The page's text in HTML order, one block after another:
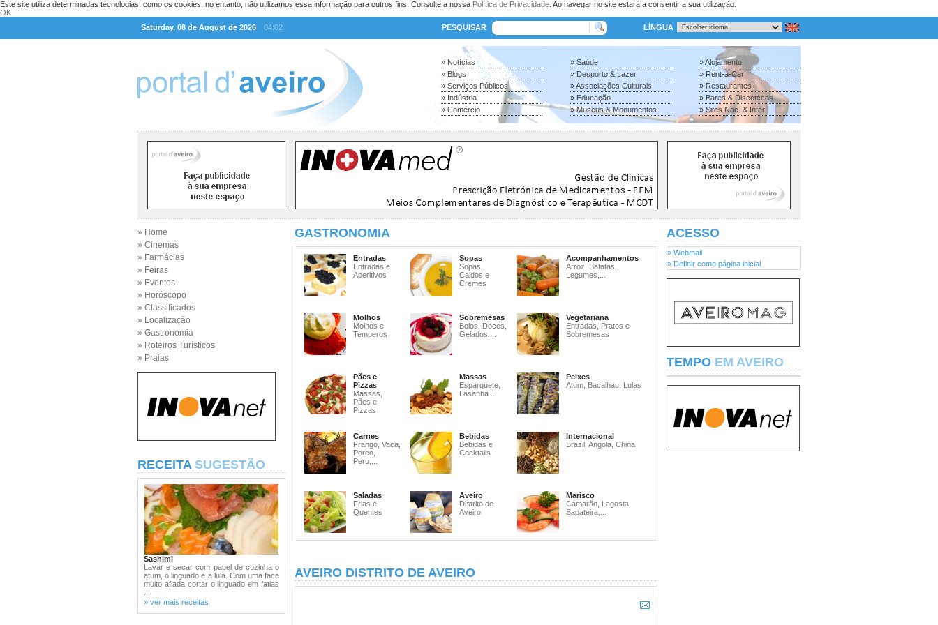
Este site utiliza determinadas tecnologias, como os cookies, no entanto, não utilizamos essa informação para outros fins. Consulte a nossa Política de Privacidade . Ao navegar no site estará a consentir a sua utilização.
OK
Saturday, 08 de August de 2026
04:02 PESQUISAR LÍNGUA
» Notícias
» Blogs
» Serviços Públicos
» Indústria
» Comércio
» Saúde
» Desporto & Lazer
» Associações Culturais
» Educação
» Museus & Monumentos
» Alojamento
» Rent-a-Car
» Restaurantes
» Bares & Discotecas
» Sites Nac. & Inter.
» Home
» Cinemas
» Farmácias
» Feiras
» Eventos
» Horóscopo
» Classificados
» Localização
» Gastronomia
» Roteiros Turísticos
» Praias
RECEITA SUGESTÃO
Sashimi
Lavar e secar com papel de cozinha o
atum, o linguado e a lula. Com uma faca
muito afiada cortar o linguado em fatias
» ver mais receitas
GASTRONOMIA
Entradas
Entradas e
Aperitivos
Sopas
Sopas,
Caldos e
Cremes
Acompanhamentos
Arroz, Batatas,
Legumes,...
Molhos
Molhos e
Temperos
Sobremesas
Bolos, Doces,
Gelados,...
Vegetariana
Entradas, Pratos e
Sobremesas
Pães e
Pizzas
Massas,
Pães e
Pizzas
Massas
Esparguete,
Lasanha...
Peixes
Atum, Bacalhau, Lulas
Carnes
Frango, Vaca,
Porco,
Peru,...
Bebidas
Bebidas e
Cocktails
Internacional
Brasil, Angola, China
Saladas
Frias e
Quentes
Aveiro
Distrito de
Aveiro
Marisco
Camarão, Lagosta,
Sapateira,...
AVEIRO DISTRITO DE AVEIRO
ACESSO
» Webmail
» Definir como página inicial
TEMPO EM AVEIRO